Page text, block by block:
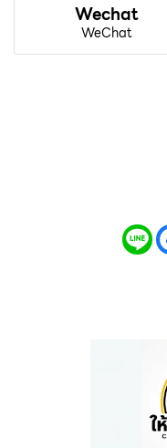
Wechat
WeChat